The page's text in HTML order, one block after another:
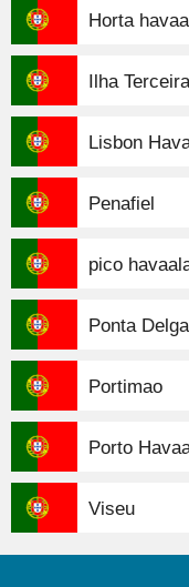
Horta
Ilha
Lisbon
Penafiel
pico
Ponta
Portimao
Porto
Viseu